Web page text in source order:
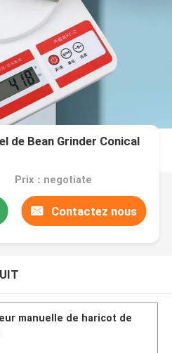
de Bean Grinder Conical
Prix：negotiate
Contactez nous
manuelle de haricot de